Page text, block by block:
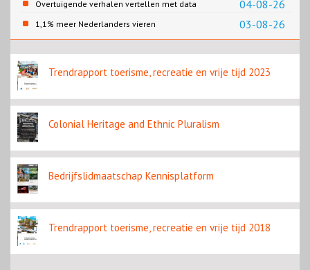
04-08-26
Overtuigende verhalen vertellen met data
03-08-26
1,1% meer Nederlanders vieren
zomervakantie in Turkije
Trendrapport toerisme, recreatie en vrije tijd 2023
Colonial Heritage and Ethnic Pluralism
Bedrijfslidmaatschap Kennisplatform
Trendrapport toerisme, recreatie en vrije tijd 2018